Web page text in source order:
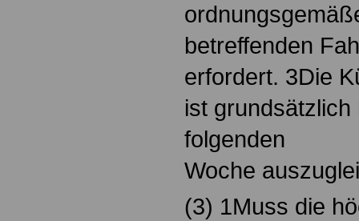
betreffenden
erfordert. 3Die
ist
folgenden
Woche
(3) 1Muss die